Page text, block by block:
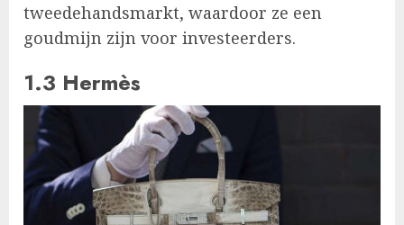
tweedehandsmarkt, waardoor ze een
goudmijn zijn voor investeerders.
1.3 Hermès